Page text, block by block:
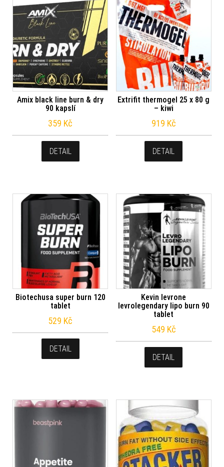
Amix black line burn & dry
90 kapslí
359 Kč
DETAIL
Extrifit thermogel 25 x 80 g
– kiwi
919 Kč
DETAIL
Biotechusa super burn 120
tablet
529 Kč
DETAIL
Kevin levrone
levrolegendary lipo burn 90
tablet
549 Kč
DETAIL